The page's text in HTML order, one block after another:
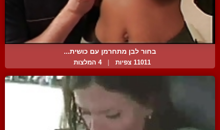
בחור לבן מתחרמן עם כושית...
11011 צפיות | 4 המלצות